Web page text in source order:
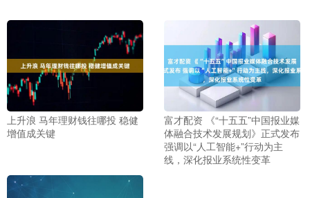
上升浪 马年理财钱往哪投 稳健
增值成关键
富才配资 《“十五五”中国报业媒
体融合技术发展规划》正式发布
强调以“人工智能+”行动为主
线，深化报业系统性变革